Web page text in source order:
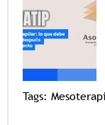
Tags: